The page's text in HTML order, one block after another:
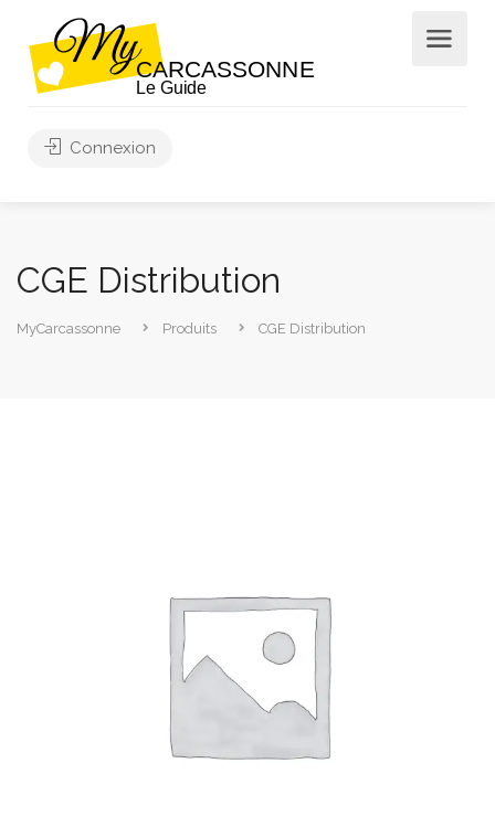
Connexion
CGE Distribution
MyCarcassonne Produits CGE Distribution